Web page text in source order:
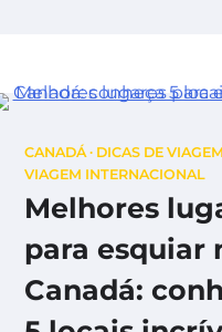
CANADÁ
DICAS DE VIAGEM
VIAGEM INTERNACIONAL
Melhores
para esquiar
Canadá: